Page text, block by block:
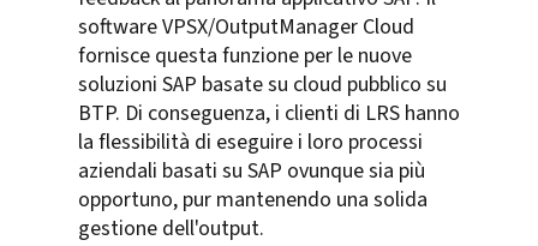
software VPSX/OutputManager Cloud
fornisce questa funzione per le nuove
soluzioni SAP basate su cloud pubblico su
BTP. Di conseguenza, i clienti di LRS hanno
la flessibilità di eseguire i loro processi
aziendali basati su SAP ovunque sia più
opportuno, pur mantenendo una solida
gestione dell'output.